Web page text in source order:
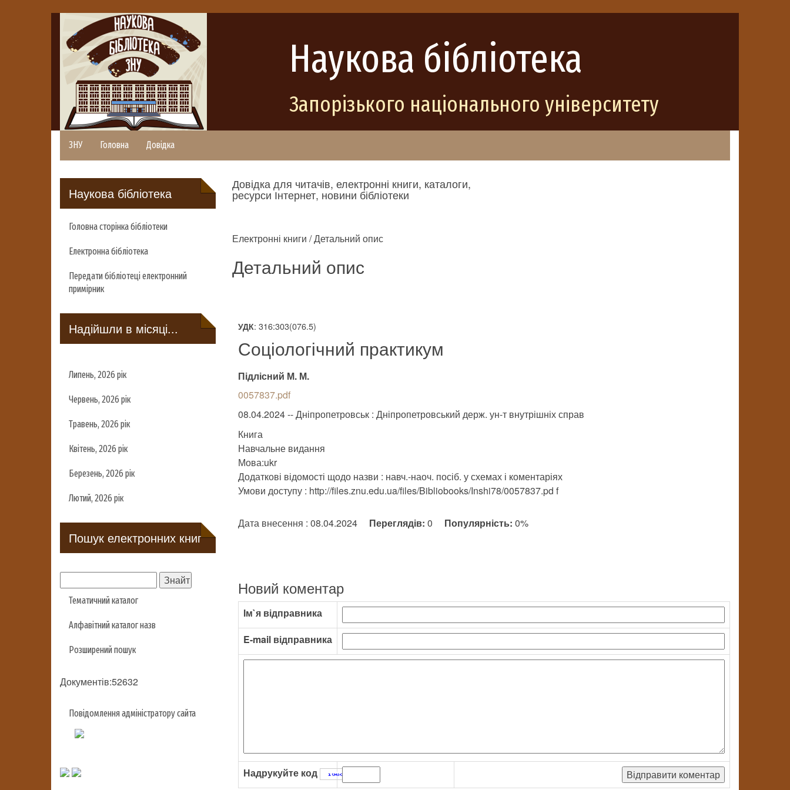
Наукова бібліотека
Запорізького національного університету
ЗНУ Головна Довідка
Наукова бібліотека
Головна сторінка бібліотеки
Електронна бібліотека
Передати бібліотеці електронний
примірник
Надійшли в місяці...
Липень, 2026 рік
Червень, 2026 рік
Травень, 2026 рік
Квітень, 2026 рік
Березень, 2026 рік
Лютий, 2026 рік
Пошук електронних книг
Тематичний каталог
Алфавітний каталог назв
Розширений пошук
Документів:52632
Повідомлення адміністратору сайта
Довідка для читачів, електронні книги, каталоги,
ресурси Інтернет, новини бібліотеки
Електронні книги / Детальний опис
Детальний опис
УДК: 316:303(076.5)
Соціологічний практикум
Підлісний М. М.
0057837.pdf
08.04.2024 -- Дніпропетровськ : Дніпропетровський держ. ун-т внутрішніх справ
Книга
Навчальне видання
Мова:ukr
Додаткові відомості щодо назви : навч.-наоч. посіб. у схемах і коментаріях
Умови доступу : http://files.znu.edu.ua/files/Bibliobooks/Inshi78/0057837.pd f
Дата внесення : 08.04.2024 Переглядів: 0 Популярність: 0%
Новий коментар
Ім`я відправника
E-mail відправника
Надрукуйте код